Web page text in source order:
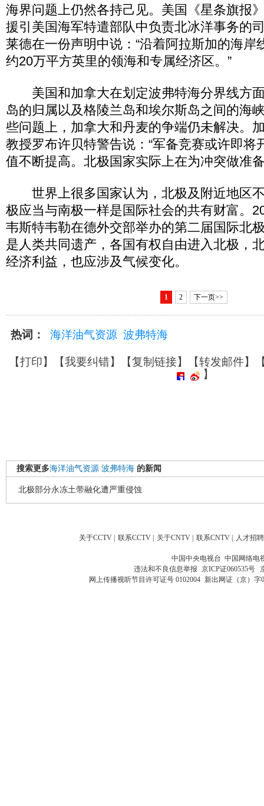
海界问题上仍然各持己见。美国《星条旗报
援引美国海军特遣部队中负责北冰洋事务的
莱德在一份声明中说：“沿着阿拉斯加的海岸
约20万平方英里的领海和专属经济区。”
美国和加拿大在划定波弗特海分界线方
岛的归属以及格陵兰岛和埃尔斯岛之间的海
些问题上，加拿大和丹麦的争端仍未解决。
教授罗布许贝特警告说：“军备竞赛或许即将
值不断提高。北极国家实际上在为冲突做准
世界上很多国家认为，北极及附近地区
极应当与南极一样是国际社会的共有财富。
韦斯特韦勒在德外交部举办的第二届国际北
是人类共同遗产，各国有权自由进入北极，
经济利益，也应涉及气候变化。
1 2 下一页>>
热词： 海洋油气资源 波弗特海
【打印】【我要纠错】【复制链接】【转发邮件】
】
搜索更多海洋油气资源 波弗特海 的新闻
北极部分永冻土带融化遭严重侵蚀
关于CCTV | 联系CCTV | 关于CNTV | 联系CNTV | 人才招聘
中国中央电视台 中国网络电
违法和不良信息举报 京ICP证060535号
网上传播视听节目许可证号 0102004 新出网证（京）